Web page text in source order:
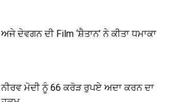
ਅਜੇ ਦੇਵਗਨ ਦੀ Film ‘ਸ਼ੈਤਾਨ’ ਨੇ ਕੀਤਾ ਧਮਾਕਾ
ਨੀਰਵ ਮੋਦੀ ਨੂੰ 66 ਕਰੋੜ ਰੁਪਏ ਅਦਾ ਕਰਨ ਦਾ